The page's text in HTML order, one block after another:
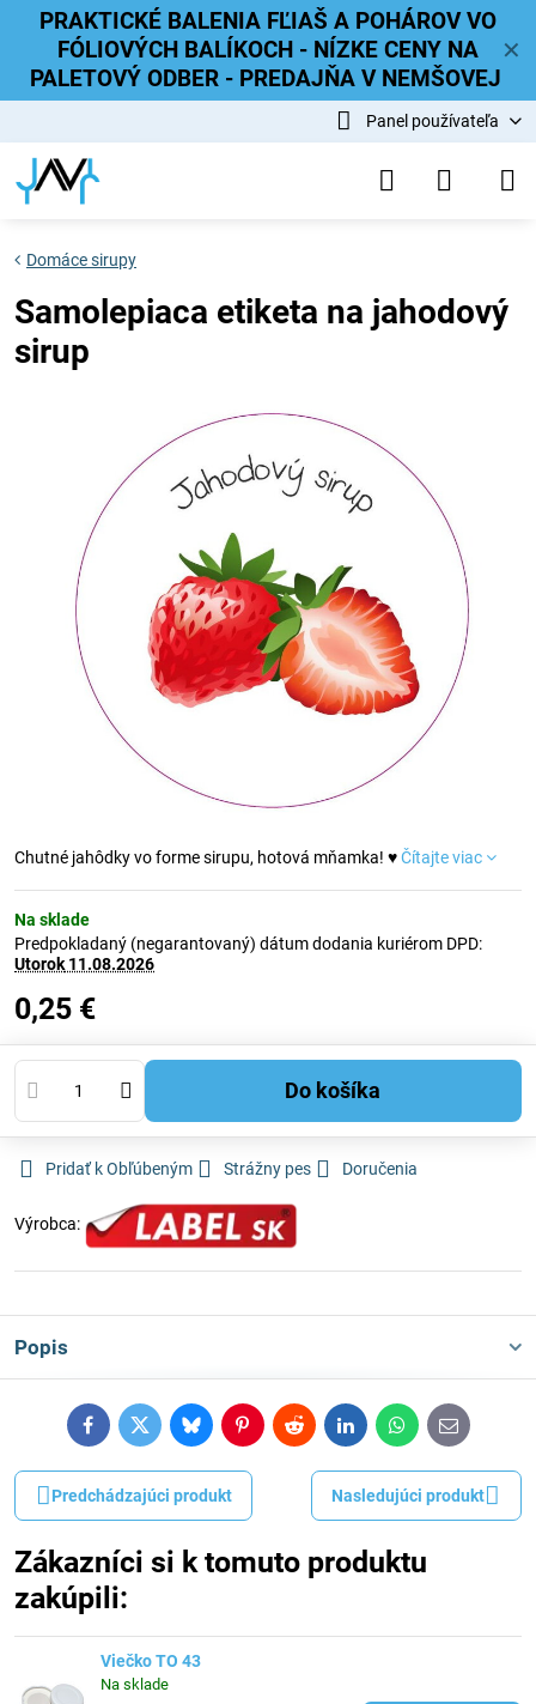
✕
PRAKTICKÉ BALENIA FĽIAŠ A POHÁROV VO
FÓLIOVÝCH BALÍKOCH - NÍZKE CENY NA
PALETOVÝ ODBER - PREDAJŇA V NEMŠOVEJ
Panel používateľa
Domáce sirupy
Samolepiaca etiketa na jahodový
sirup
Chutné jahôdky vo forme sirupu, hotová mňamka! ♥Čítajte viac
Na sklade
Predpokladaný (negarantovaný) dátum dodania kuriérom DPD:
Utorok 11.08.2026
0,25 €
Do košíka
Pridať k Obľúbeným Strážny pes Doručenia
Výrobca:
Popis
FacebookTwitterBlueskyPinterestRedditLinkedInWhatsApp
E-
mail
Predchádzajúci produkt Nasledujúci produkt
Zákazníci si k tomuto produktu
zakúpili:
Viečko TO 43
Na sklade